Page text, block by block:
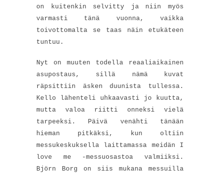
on kuitenkin selvitty ja niin myös
varmasti tänä vuonna, vaikka
toivottomalta se taas näin etukäteen
tuntuu.
Nyt on muuten todella reaaliaikainen
asupostaus, sillä nämä kuvat
räpsittiin äsken duunista tullessa.
Kello lähenteli uhkaavasti jo kuutta,
mutta valoa riitti onneksi vielä
tarpeeksi. Päivä venähti tänään
hieman pitkäksi, kun oltiin
messukeskuksella laittamassa meidän I
love me -messuosastoa valmiiksi.
Björn Borg on siis mukana messuilla